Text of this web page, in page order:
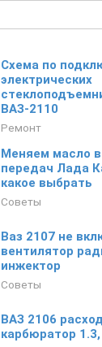
Схема по
электрических
ВАЗ-2110
Ремонт
Меняем масло в
передач Лада
какое выбрать
Советы
Ваз 2107 не
вентилятор
инжектор
Советы
ВАЗ 2106
карбюратор 1.3,